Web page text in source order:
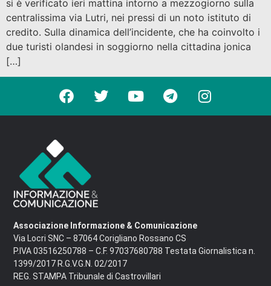
si è verificato ieri mattina intorno a mezzogiorno sulla
centralissima via Lutri, nei pressi di un noto istituto di
credito. Sulla dinamica dell’incidente, che ha coinvolto i
due turisti olandesi in soggiorno nella cittadina jonica
[…]
Associazione Informazione & Comunicazione
Via Locri SNC – 87064 Corigliano Rossano CS
P.IVA 03516250788 – C.F. 97037680788 Testata Giornalistica n.
1399/2017 R.G.V.G.N. 02/2017
REG. STAMPA Tribunale di Castrovillari